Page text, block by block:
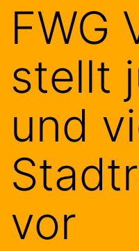
FWG
stellt
und
vor